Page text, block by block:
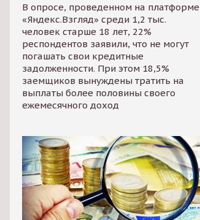
В опросе, проведенном на платформе
«Яндекс.Взгляд» среди 1,2 тыс.
человек старше 18 лет, 22%
респондентов заявили, что не могут
погашать свои кредитные
задолженности. При этом 18,5%
заемщиков вынуждены тратить на
выплаты более половины своего
ежемесячного доход